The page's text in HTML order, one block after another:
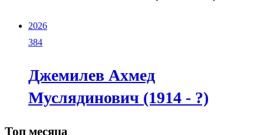
2026
384
Джемилев Ахмед
Муслядинович (1914 - ?)
Топ месяца